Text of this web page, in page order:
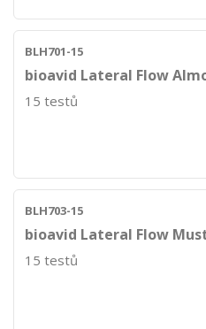
BLH701-15
bioavid Lateral Flow
15 testů
BLH703-15
bioavid Lateral Flow
15 testů